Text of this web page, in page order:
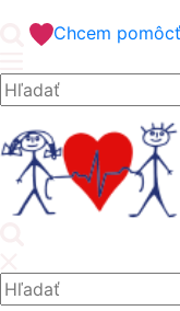
'.__('Search').'Chcem pomôcť
Hľadať:
Hľadať: